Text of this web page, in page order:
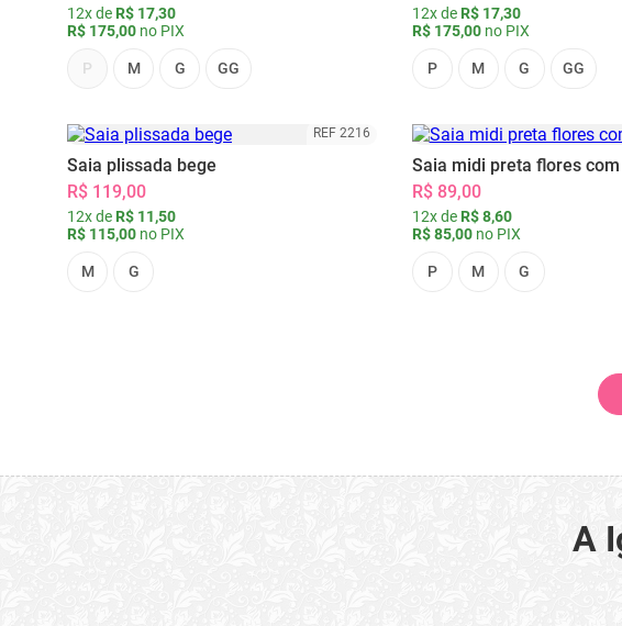
12x de R$ 17,30
R$ 175,00 no PIX
P M G GG
12x de R$ 17,30
R$ 175,00no PIX
P M G GG
REF 2216
Saia plissada bege
R$ 119,00
12x de R$ 11,50
R$ 115,00 no PIX
M G
Saia midi preta flores
R$ 89,00
12x de R$ 8,60
R$ 85,00no PIX
P M G
A